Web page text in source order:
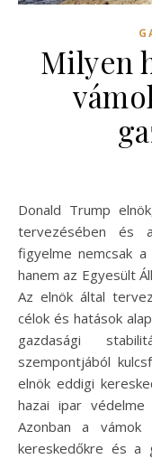
Milyen
Donald Trump elnök, aki ismét a kereskedelmi politikák
tervezésében és
figyelme nemcsak a
hanem az Egyesült
Az elnök által
célok és hatások
gazdasági
szempontjából
elnök eddigi
hazai ipar
Azonban a vámok
kereskedőkre és a